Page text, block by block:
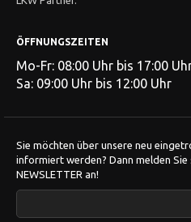
ÖFFNUNGSZEITEN
Mo-Fr: 08:00 Uhr bis 17:00
Sa: 09:00 Uhr bis 12:00 Uhr
Sie möchten über unsere neu
informiert werden? Dann melden
NEWSLETTER an!